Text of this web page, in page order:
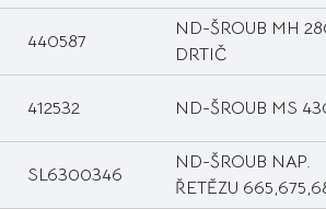
440587
ND-ŠROUB MH
DRTIČ
412532 ND-ŠROUB MS
SL6300346
ND-ŠROUB NAP.
ŘETĚZU